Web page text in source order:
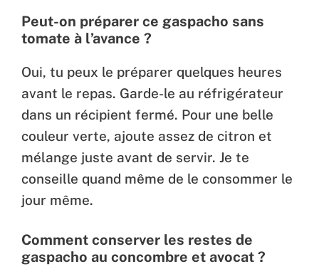
Peut-on préparer ce gaspacho sans
tomate à l’avance ?
Oui, tu peux le préparer quelques heures
avant le repas. Garde-le au réfrigérateur
dans un récipient fermé. Pour une belle
couleur verte, ajoute assez de citron et
mélange juste avant de servir. Je te
conseille quand même de le consommer le
jour même.
Comment conserver les restes de
gaspacho au concombre et avocat ?